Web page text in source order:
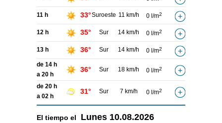
11 h 33°Suroeste 11 km/h 0 l/m2
12 h 35° Sur 14 km/h 0 l/m2
13 h 36° Sur 14 km/h 0 l/m2
de 14 h
a 20 h
36° Sur 18 km/h 0 l/m2
de 20 h
a 02 h
31° Sur 7 km/h 0 l/m2
El tiempo el Lunes 10.08.2026